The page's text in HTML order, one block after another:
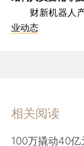
财新机器人产
业动态
相关阅读
100万撬动40